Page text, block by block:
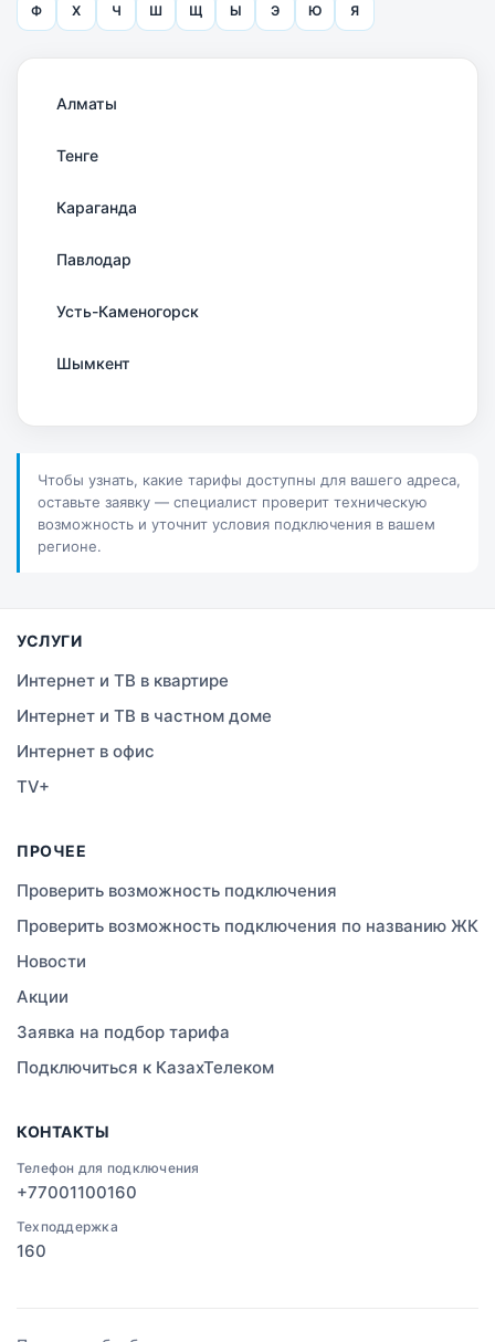
Ф Х Ч Ш Щ Ы Э Ю Я
Алматы
Тенге
Караганда
Павлодар
Усть-Каменогорск
Шымкент
Петропавловск
Темиртау
Тараз
Правда
Свободное
Изюмовское
Кокшетау
Черное
Чтобы узнать, какие тарифы доступны для вашего адреса,
оставьте заявку — специалист проверит техническую
возможность и уточнит условия подключения в вашем
регионе.
УСЛУГИ
Интернет и ТВ в квартире
Интернет и ТВ в частном доме
Интернет в офис
TV+
ПРОЧЕЕ
Проверить возможность подключения
Проверить возможность подключения по названию ЖК
Новости
Акции
Заявка на подбор тарифа
Подключиться к КазахТелеком
КОНТАКТЫ
Телефон для подключения
+77001100160
Техподдержка
160